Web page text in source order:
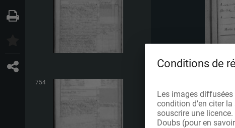
754
Conditions de
Les images diffusées
condition d’en citer
souscrire une
Doubs (pour en